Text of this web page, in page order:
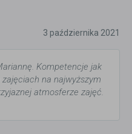
3 października 2021
Kompetencje jak
na najwyższym
atmosferze zajęć.